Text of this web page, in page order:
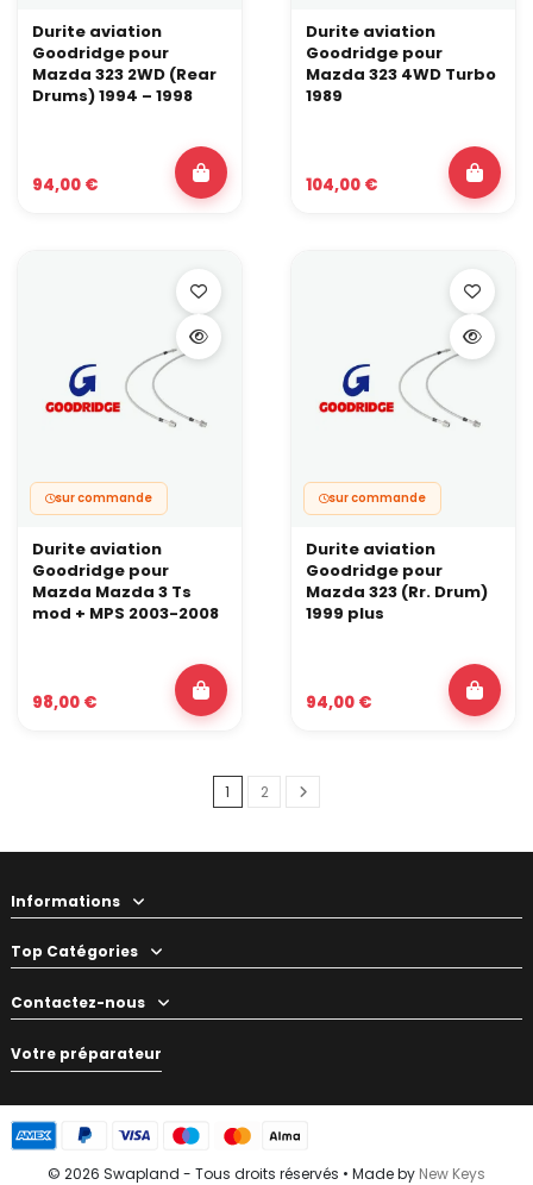
Durite aviation
Goodridge pour
Mazda 323 2WD (Rear
Drums) 1994 – 1998
94,00 €
Durite aviation
Goodridge pour
Mazda 323 4WD Turbo
1989
104,00 €
sur commande
Durite aviation
Goodridge pour
Mazda Mazda 3 Ts
mod + MPS 2003-2008
98,00 €
sur commande
Durite aviation
Goodridge pour
Mazda 323 (Rr. Drum)
1999 plus
94,00 €
1 2
Informations
Top Catégories
Contactez-nous
Votre préparateur
© 2026 Swapland - Tous droits réservés • Made by New Keys